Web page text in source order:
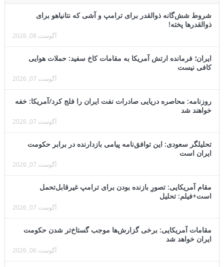
شروط شش‌گانه ذوالقدر برای ترامپ و آشی که نتانیاهو برای
ذوالقدرها پخته!
آگوست 08, 2026
ایران؛ فرمانده ارتش آمریکا به مقامات کاخ سفید: حملات هوایی
کافی نیست
آگوست 07, 2026
روزنامه: محاصره دریایی صادرات نفت ایران را فلج کرد/آمریکا: خفه
خواهند شد
آگوست 07, 2026
تحلیلگر سعودی: این توافق‌نامه پیامی بازدارنده در برابر حکومت
ایران است
آگوست 07, 2026
مقام آمریکایی: تصورِ بازنده بودن برای ترامپ غیرقابل‌تحمل
است+فیلم: تحلیل
آگوست 07, 2026
مقامات آمریکایی: برخی گزارش‌ها موجب گستاخ‌تر شدن حکومت
ایران خواهد شد
آگوست 06, 2026